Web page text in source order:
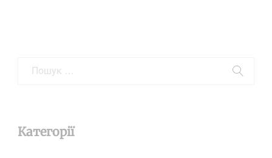
Категорії